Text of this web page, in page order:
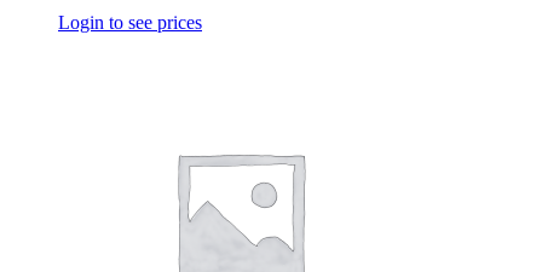
Login to see prices